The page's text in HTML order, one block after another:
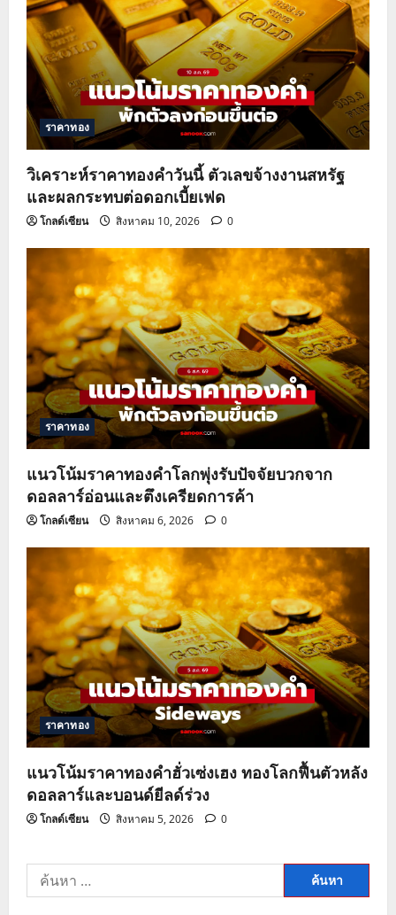
g
a
t
i
o
n
ราคาทอง
วิเคราะห์ราคาทองคำวันนี้ ตัวเลขจ้างงานสหรัฐ
และผลกระทบต่อดอกเบี้ยเฟด
โกลด์เซียน สิงหาคม 10, 2026 0
ราคาทอง
แนวโน้มราคาทองคำโลกพุ่งรับปัจจัยบวกจาก
ดอลลาร์อ่อนและตึงเครียดการค้า
โกลด์เซียน สิงหาคม 6, 2026 0
ราคาทอง
แนวโน้มราคาทองคำฮั่วเซ่งเฮง ทองโลกฟื้นตัวหลัง
ดอลลาร์และบอนด์ยีลด์ร่วง
โกลด์เซียน สิงหาคม 5, 2026 0
ค้นหา
สำหรับ: